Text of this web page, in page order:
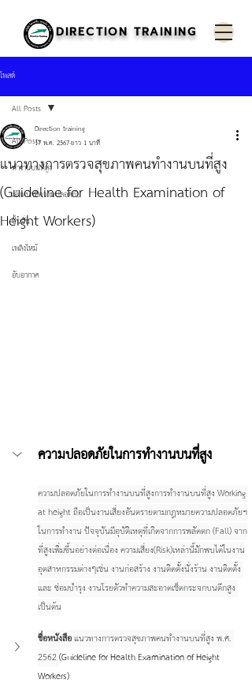
DIRECTION TRAINING
โพสต์
All Posts
ทำงานบนที่สูง
เจ้าหน้าที่ความปลอดภัย
ปั้นจั่น
เพลิงไหม้
อับอากาศ
All Posts
แนวทางการตรวจสุขภาพคนทำงานบนที่สูง
(Guideline for Health Examination of
Height Workers)
Direction training
17 พ.ค. 2567ยาว 1 นาที
ความปลอดภัยในการทำงานบนที่สูง
ความปลอดภัยในการทำงานบนที่สูงการทำงานบนที่สูง Working
at height ถือเป็นงานเสี่ยงอันตรายตามกฎหมายความปลอดภัยฯ
ในการทำงาน ปัจจุบันมีอุบัติเหตุที่เกิดจากการพลัดตก (Fall) จาก
ที่สูงเพิ่มขึ้นอย่างต่อเนื่อง ความเสี่ยง(Risk)เหล่านี้มักพบได้ในงาน
อุตสาหกรรมต่างๆเช่น งานก่อสร้าง งานติดตั้งนั่งร้าน งานติดตั้ง
และ ซ่อมบำรุง งานโรยตัวทำความสะอาดเช็ดกระจกบนตึกสูง
เป็นต้น
ชื่อหนังสือ แนวทางการตรวจสุขภาพคนทำงานบนที่สูง พ.ศ.
2562 (Guideline for Health Examination of Height
Workers)